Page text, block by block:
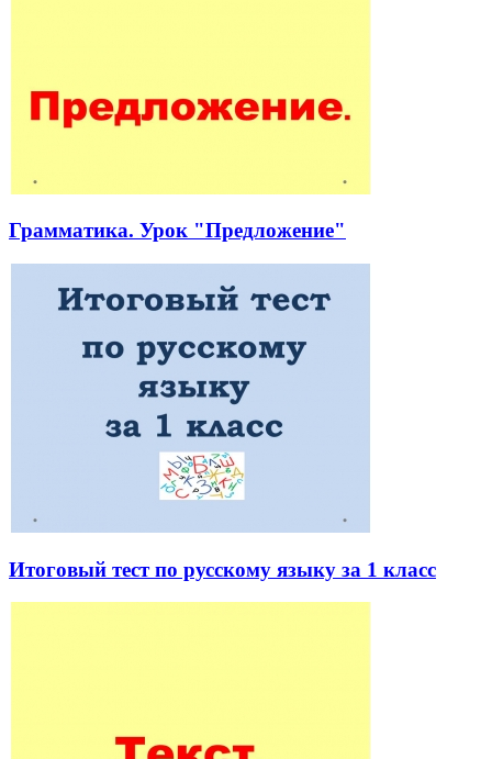
Грамматика. Урок "Предложение"
Итоговый тест по русскому языку за 1 класс